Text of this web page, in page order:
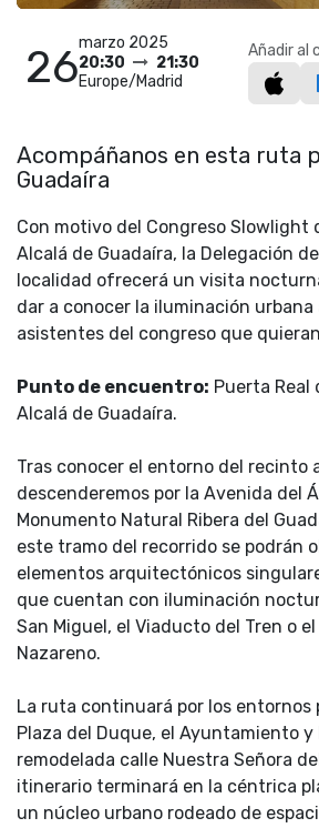
26marzo 2025
20:30
21:30
Europe/Madrid
Añadir al
Acompáñanos en esta ruta
Guadaíra
Con motivo del Congreso Slowlight
Alcalá de Guadaíra, la Delegación
localidad ofrecerá un visita
dar a conocer la iluminación urbana
asistentes del congreso que
Punto de encuentro: Puerta Real
Alcalá de Guadaíra.
Tras conocer el entorno del recinto
descenderemos por la Avenida del
Monumento Natural Ribera del
este tramo del recorrido se podrán
elementos arquitectónicos
que cuentan con iluminación
San Miguel, el Viaducto del Tren o
Nazareno.
La ruta continuará por los entornos
Plaza del Duque, el Ayuntamiento
remodelada calle Nuestra Señora
itinerario terminará en la céntrica
un núcleo urbano rodeado de